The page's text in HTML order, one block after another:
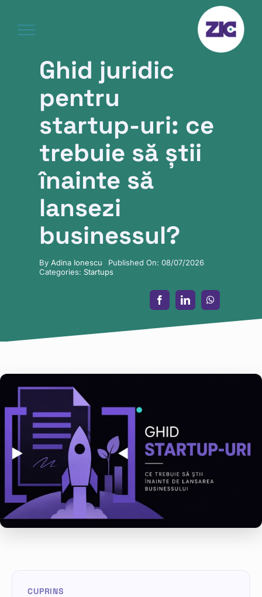
content
Ghid juridic
pentru
startup-uri: ce
trebuie să știi
înainte să
lansezi
businessul?
ByAdina Ionescu
Published On: 08/07/2026
Categories: Startups